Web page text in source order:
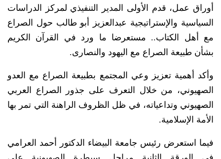
أوراق عمل، قدم الأولى المدير التنفيذي لمركز الدراسات
السياسية والإستراتيجية عبدالعزيز أبو طالب حول الصراع
مع أهل الكتاب.. مستعرضا ما ورد في القرآن الكريم
بشأن طبيعة الصراع مع اليهود والنصارى.
وأكد أهمية تعزيز وعي المجتمع بطبيعة الصراع مع العدو
الصهيوني، من خلال التعرف على جذور الصراع العربي
الصهيوني وتداعياته، في ظل الظروف الراهنة التي تمر بها
الأمة الإسلامية.
فيما استعرض رئيس جامعة البيضاء الدكتور أحمد العرامي